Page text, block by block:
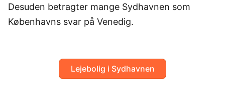
Desuden betragter mange Sydhavnen som
Københavns svar på Venedig.
Lejebolig i Sydhavnen